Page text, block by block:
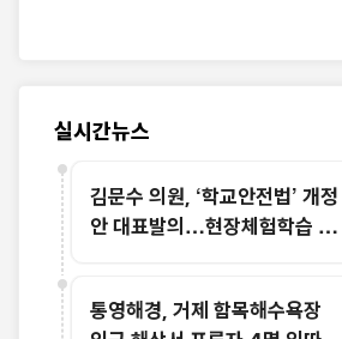
실시간뉴스
김문수 의원, ‘학교안전법’ 개정
안 대표발의…현장체험학습 교
통영해경, 거제 함목해수욕장